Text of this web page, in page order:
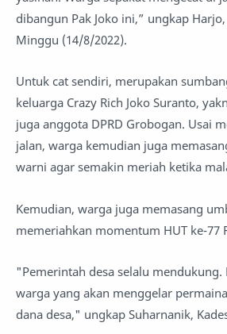
dibangun Pak Joko ini,” ungkap
Minggu (14/8/2022).
Untuk cat sendiri, merupakan
keluarga Crazy Rich Joko Suranto,
juga anggota DPRD Grobogan. Usai
jalan, warga kemudian juga
warni agar semakin meriah ketika
Kemudian, warga juga memasang
memeriahkan momentum HUT ke-77
"Pemerintah desa selalu mendukung.
warga yang akan menggelar
dana desa," ungkap Suharnanik,